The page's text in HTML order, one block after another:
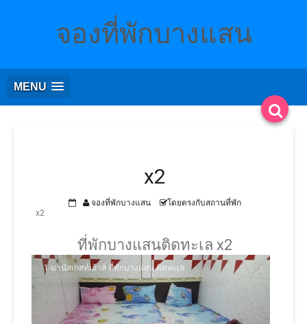
จองที่พักบางแสน
MENU
x2
จองที่พักบางแสน
โดยตรงกับสถานที่พัก
x2
ที่พักบางแสนติดทะเล x2
1-มานัสเกสท์เฮ้าส์ ที่พักบางแสน ติดทะเล